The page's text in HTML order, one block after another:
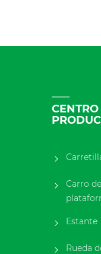
Carro de
Estante
Rueda